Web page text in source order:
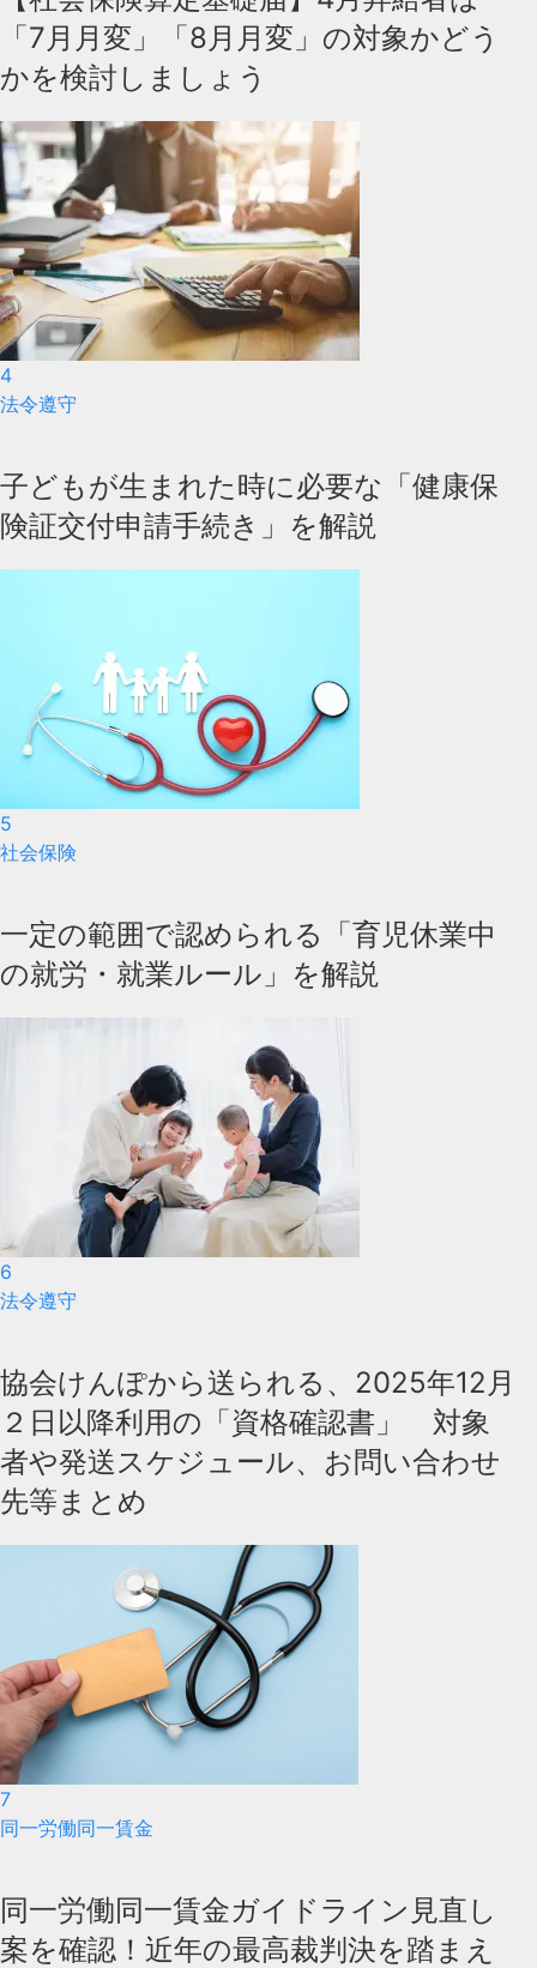
「7月月変」「8月月変」の対象かどう
かを検討しましょう
4
法令遵守
子どもが生まれた時に必要な「健康保
険証交付申請手続き」を解説
5
社会保険
一定の範囲で認められる「育児休業中
の就労・就業ルール」を解説
6
法令遵守
協会けんぽから送られる、2025年12月
２日以降利用の「資格確認書」 対象
者や発送スケジュール、お問い合わせ
先等まとめ
7
同一労働同一賃金
同一労働同一賃金ガイドライン見直し
案を確認！近年の最高裁判決を踏まえ